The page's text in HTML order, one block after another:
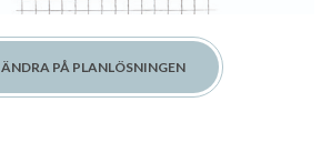
ÄNDRA PÅ PLANLÖSNINGEN